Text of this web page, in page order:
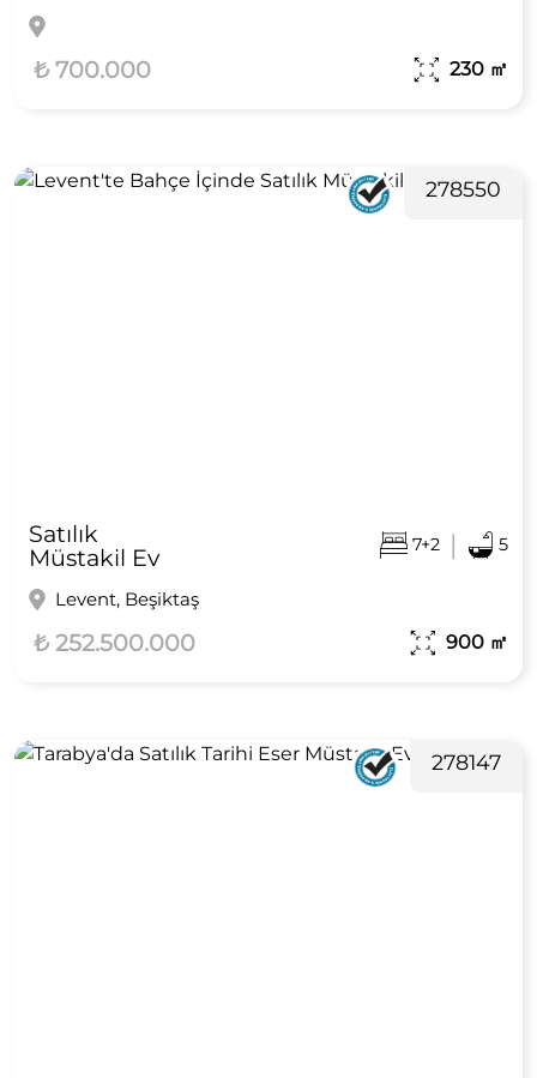
₺ 700.000 230 ㎡
278550
Satılık
Müstakil Ev
7+2 | 5
Levent, Beşiktaş
₺ 252.500.000 900 ㎡
278147